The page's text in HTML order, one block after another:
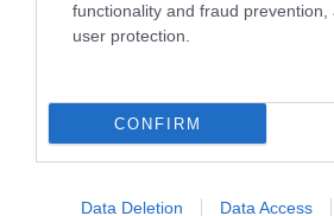
functionality and fraud prevention,
user protection.
CONFIRM
Data Deletion Data Access
2026-08-